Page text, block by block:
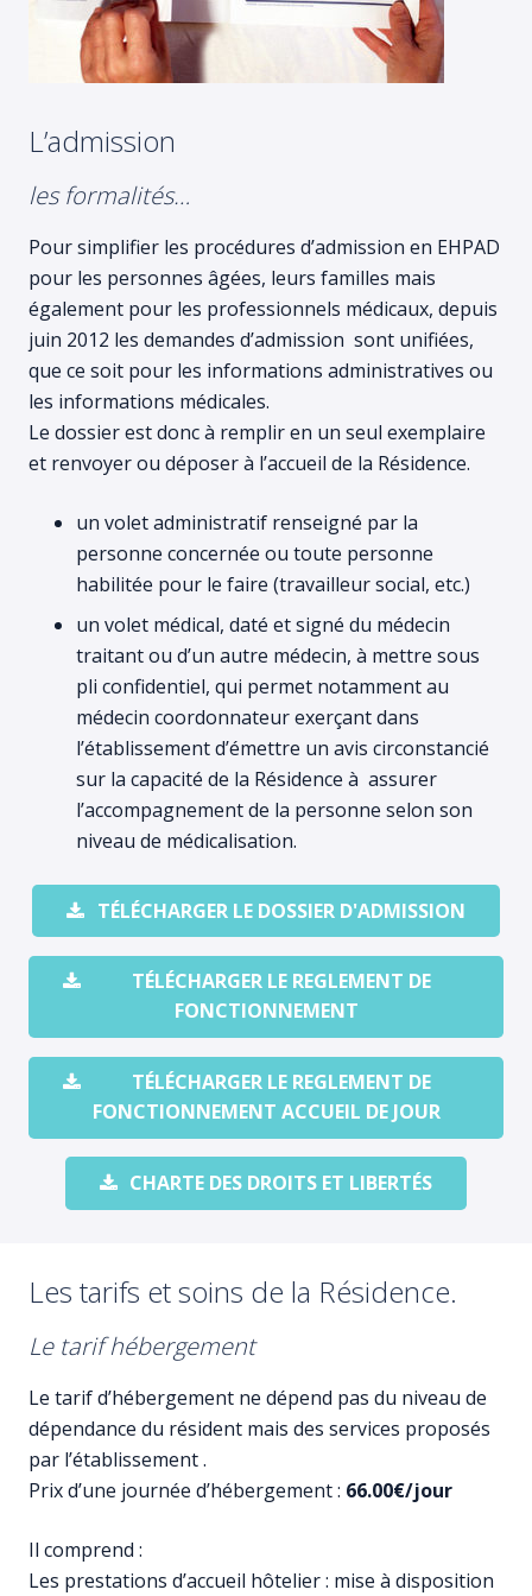
L’admission
les formalités…
Pour simplifier les procédures d’admission en EHPAD
pour les personnes âgées, leurs familles mais
également pour les professionnels médicaux, depuis
juin 2012 les demandes d’admission sont unifiées,
que ce soit pour les informations administratives ou
les informations médicales.
Le dossier est donc à remplir en un seul exemplaire
et renvoyer ou déposer à l’accueil de la Résidence.
un volet administratif renseigné par la
personne concernée ou toute personne
habilitée pour le faire (travailleur social, etc.)
un volet médical, daté et signé du médecin
traitant ou d’un autre médecin, à mettre sous
pli confidentiel, qui permet notamment au
médecin coordonnateur exerçant dans
l’établissement d’émettre un avis circonstancié
sur la capacité de la Résidence à assurer
l’accompagnement de la personne selon son
niveau de médicalisation.
TÉLÉCHARGER LE DOSSIER D'ADMISSION
TÉLÉCHARGER LE REGLEMENT DE
FONCTIONNEMENT
TÉLÉCHARGER LE REGLEMENT DE
FONCTIONNEMENT ACCUEIL DE JOUR
CHARTE DES DROITS ET LIBERTÉS
Les tarifs et soins de la Résidence.
Le tarif hébergement
Le tarif d’hébergement ne dépend pas du niveau de
dépendance du résident mais des services proposés
par l’établissement .
Prix d’une journée d’hébergement : 66.00€/jour
Il comprend :
Les prestations d’accueil hôtelier : mise à disposition